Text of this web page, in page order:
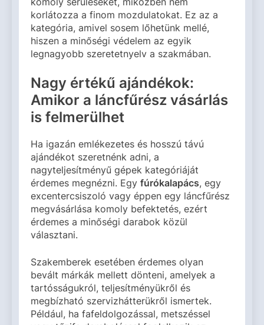
korlátozza a finom mozdulatokat. Ez az a
kategória, amivel sosem lőhetünk mellé,
hiszen a minőségi védelem az egyik
legnagyobb szeretetnyelv a szakmában.
Nagy értékű ajándékok:
Amikor a láncfűrész vásárlás
is felmerülhet
Ha igazán emlékezetes és hosszú távú
ajándékot szeretnénk adni, a
nagyteljesítményű gépek kategóriáját
érdemes megnézni. Egy fúrókalapács, egy
excentercsiszoló vagy éppen egy láncfűrész
megvásárlása komoly befektetés, ezért
érdemes a minőségi darabok közül
választani.
Szakemberek esetében érdemes olyan
bevált márkák mellett dönteni, amelyek a
tartósságukról, teljesítményükről és
megbízható szervizhátterükről ismertek.
Például, ha fafeldolgozással, metszéssel